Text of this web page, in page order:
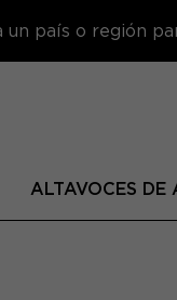
un país o región
ALTAVOCES DE